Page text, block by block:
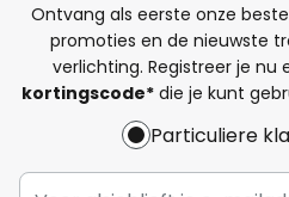
Ontvang als eerste onze
promoties en de nieuwste
verlichting. Registreer je nu
kortingscode*die je kunt
Particuliere